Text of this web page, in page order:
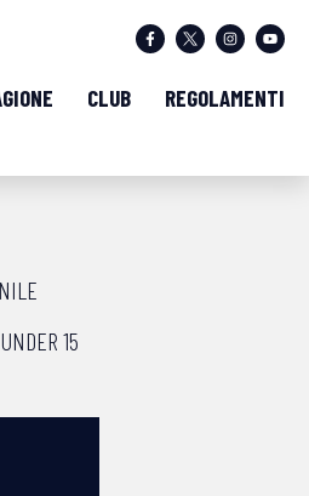
CLUB REGOLAMENTI
15